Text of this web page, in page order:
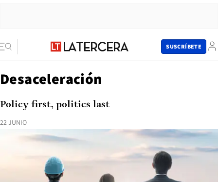
SUSCRÍBETE
Desaceleración
22 JUNIO
Policy first, politics last